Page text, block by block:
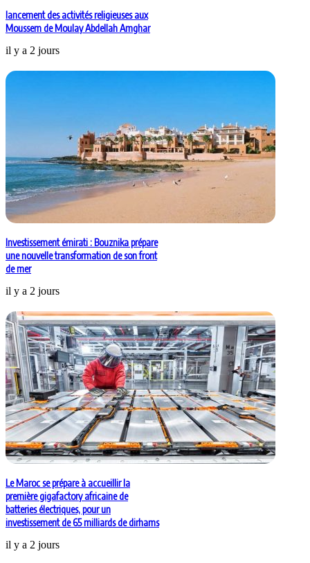
lancement des activités religieuses aux
Moussem de Moulay Abdellah Amghar
il y a 2 jours
Investissement émirati : Bouznika prépare
une nouvelle transformation de son front
de mer
il y a 2 jours
Le Maroc se prépare à accueillir la
première gigafactory africaine de
batteries électriques, pour un
investissement de 65 milliards de dirhams
il y a 2 jours